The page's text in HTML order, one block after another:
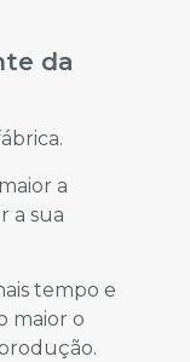
da
a
a sua
tempo e
maior o